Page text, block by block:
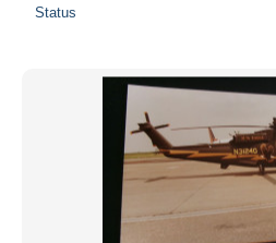
Status